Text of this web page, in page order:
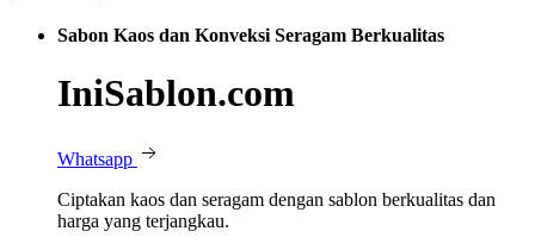
Sabon Kaos dan Konveksi Seragam Berkualitas
IniSablon.com
Whatsapp
Ciptakan kaos dan seragam dengan sablon berkualitas dan
harga yang terjangkau.